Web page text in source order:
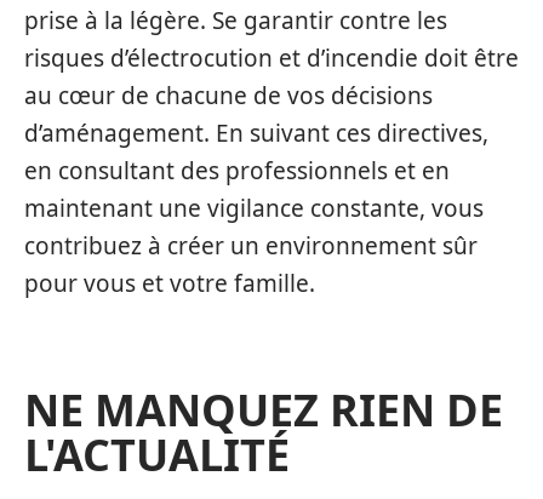
prise à la légère. Se garantir contre les
risques d’électrocution et d’incendie doit être
au cœur de chacune de vos décisions
d’aménagement. En suivant ces directives,
en consultant des professionnels et en
maintenant une vigilance constante, vous
contribuez à créer un environnement sûr
pour vous et votre famille.
NE MANQUEZ RIEN DE
L'ACTUALITÉ